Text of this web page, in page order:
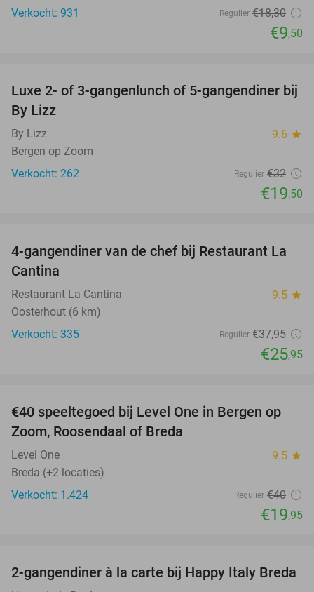
Verkocht: 931
Regulier €18,30
€9,50
39%
Luxe 2- of 3-gangenlunch of 5-gangendiner bij
By Lizz
By Lizz 9.6 star
Bergen op Zoom
Verkocht: 262
Regulier €32
€19,50
32%
4-gangendiner van de chef bij Restaurant La
Cantina
Restaurant La Cantina 9.5 star
Oosterhout (6 km)
Verkocht: 335
Regulier €37,95
€25,95
50%
€40 speeltegoed bij Level One in Bergen op
Zoom, Roosendaal of Breda
Level One 9.5 star
Breda (+2 locaties)
Verkocht: 1.424
Regulier €40
€19,95
35%
2-gangendiner à la carte bij Happy Italy Breda